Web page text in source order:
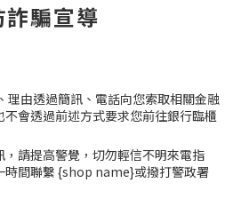
詐騙宣導
理由透過簡訊、電話向您索取相關金融
會透過前述方式要求您前往銀行臨櫃
請提高警覺，切勿輕信不明來電指
時間聯繫 {shop name}或撥打警政署